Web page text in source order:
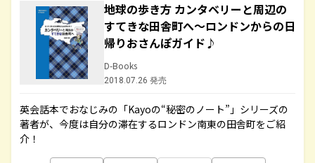
地球の歩き方 カンタベリーと周辺の
すてきな田舎町へ～ロンドンからの日
帰りおさんぽガイド♪
D-Books
2018.07.26 発売
英会話本でおなじみの「Kayoの“秘密のノート”」シリーズの
著者が、今度は自分の滞在するロンドン南東の田舎町をご紹
介！